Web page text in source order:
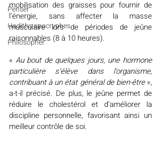
Penser
Hadiths apocryphes
Philosopher
mobilisation des graisses pour fournir de
l’énergie, sans affecter la masse
musculaire lors de périodes de jeûne
raisonnables (8 à 10 heures).
« Au bout de quelques jours, une hormone
particulière s’élève dans l’organisme,
contribuant à un état général de bien-être »,
a-t-il précisé. De plus, le jeûne permet de
réduire le cholestérol et d’améliorer la
discipline personnelle, favorisant ainsi un
meilleur contrôle de soi.